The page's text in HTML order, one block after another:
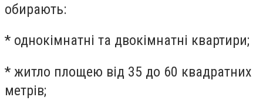
обирають:
* однокімнатні та двокімнатні квартири;
* житло площею від 35 до 60 квадратних
метрів;